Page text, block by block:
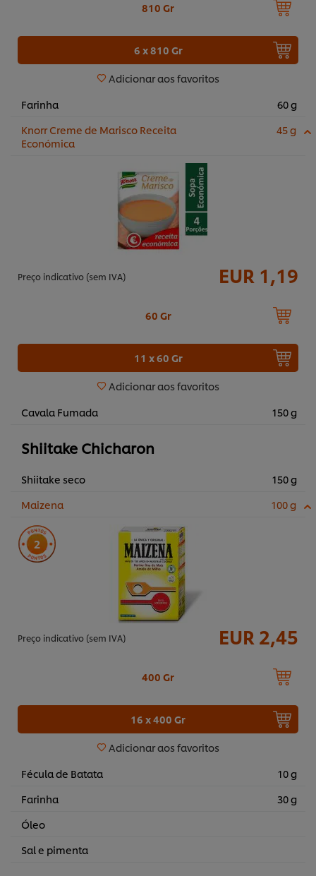
810 Gr
6 x 810 Gr
Adicionar aos favoritos
Farinha
60 g
Knorr Creme de Marisco Receita
Económica
45 g
Preço indicativo (sem IVA) EUR 1,19
60 Gr
11 x 60 Gr
Adicionar aos favoritos
Cavala Fumada
150 g
Shiitake Chicharon
Shiitake seco
150 g
Maizena
100 g
2
Preço indicativo (sem IVA) EUR 2,45
400 Gr
16 x 400 Gr
Adicionar aos favoritos
Fécula de Batata
10 g
Farinha
30 g
Óleo
Sal e pimenta